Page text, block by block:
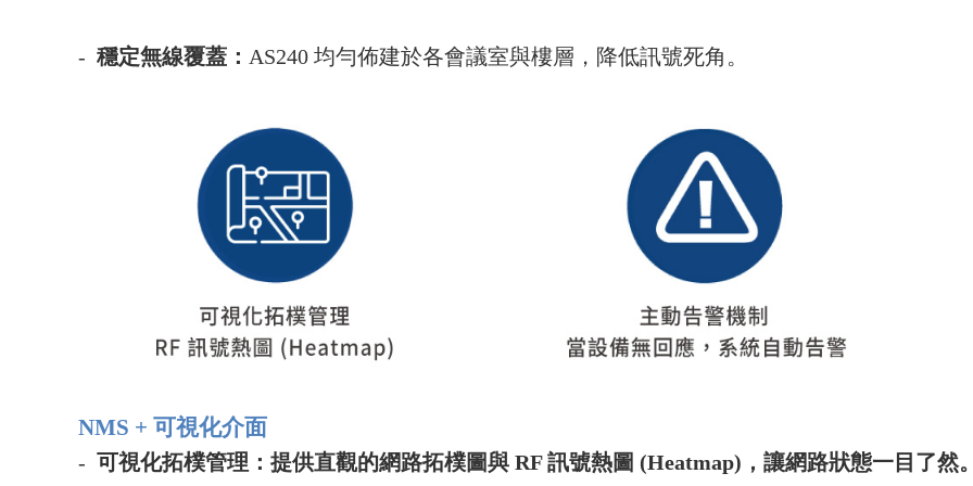
- 穩定無線覆蓋： AS240 均勻佈建於各會議室與樓層，降低訊號死角。
NMS + 可視化介面
- 可視化拓樸管理：提供直觀的網路拓樸圖與 RF 訊號熱圖 (Heatmap)，讓網路狀態一目了然